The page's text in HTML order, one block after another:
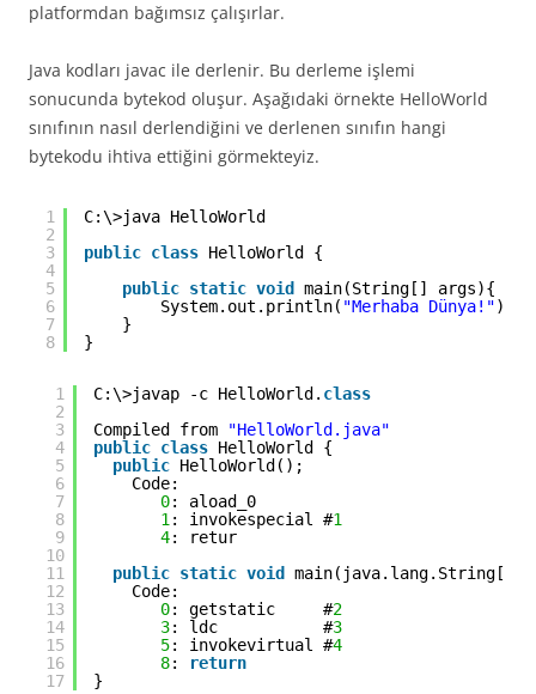
platformdan bağımsız çalışırlar.
Java kodları javac ile derlenir. Bu derleme işlemi
sonucunda bytekod oluşur. Aşağıdaki örnekte HelloWorld
sınıfının nasıl derlendiğini ve derlenen sınıfın hangi
bytekodu ihtiva ettiğini görmekteyiz.
1
2
3
4
5
6
7
8
C:\>java HelloWorld
public class HelloWorld {
public static void
main(String[] args){
System.out.println( "Merhaba Dünya!");
}
}
1
2
3
4
5
6
7
8
9
10
11
12
13
14
15
16
17
C:\>javap -c HelloWorld. class
Compiled from
"HelloWorld.java"
public class HelloWorld {
public HelloWorld();
Code:
0: aload_0
1 : invokespecial #1
4: retur
public static void
main(java.lang.String[]);
Code:
0: getstatic     #2
3: ldc           #3
5: invokevirtual #4
8:
return
}